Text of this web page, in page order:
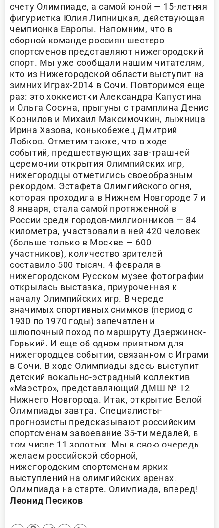
счету Олимпиаде, а самой юной — 15-летняя
фигуристка Юлия Липницкая, действующая
чемпионка Европы. Напомним, что в
сборной команде россиян шестеро
спортсменов представляют нижегородский
спорт. Мы уже сообщали нашим читателям,
кто из Нижегородской области выступит на
зимних Играх-2014 в Сочи. Повторимся еще
раз: это хоккеистки Александра Капустина
и Ольга Сосина, прыгуны с трамплина Денис
Корнилов и Михаил Максимочкин, лыжница
Ирина Хазова, конькобежец Дмитрий
Лобков. Отметим также, что в ходе
событий, предшествующих зав-трашней
церемонии открытия Олимпийских игр,
нижегородцы отметились своеобразным
рекордом. Эстафета Олимпийского огня,
которая проходила в Нижнем Новгороде 7 и
8 января, стала самой протяженной в
России среди городов-миллионников — 84
километра, участвовали в ней 420 человек
(больше только в Москве — 600
участников), количество зрителей
составило 500 тысяч. 4 февраля в
нижегородском Русском музее фотографии
открылась выставка, приуроченная к
началу Олимпийских игр. В череде
значимых спортивных снимков (период с
1930 по 1970 годы) запечатлен и
шлюпочный поход по маршруту Дзержинск-
Горький. И еще об одном приятном для
нижегородцев событии, связанном с Играми
в Сочи. В ходе Олимпиады здесь выступит
детский вокально-эстрадный коллектив
«Маэстро», представляющий ДМШ № 12
Нижнего Новгорода. Итак, открытие Белой
Олимпиады завтра. Специалисты-
прогнозисты предсказывают российским
спортсменам завоевание 35-ти медалей, в
том числе 11 золотых. Мы в свою очередь
желаем российской сборной,
нижегородским спортсменам ярких
выступлений на олимпийских аренах.
Олимпиада на старте. Олимпиада, вперед!
Леонид Песиков